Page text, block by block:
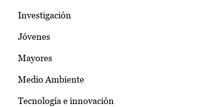
Investigación
Jóvenes
Mayores
Medio Ambiente
Tecnología e innovación